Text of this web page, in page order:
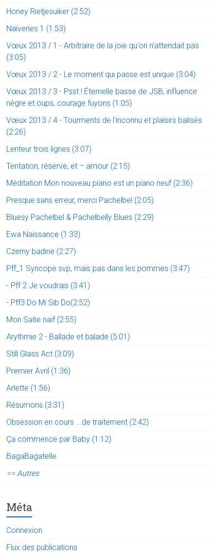
Honey Rietjesuiker (2:52)
Naïveries 1 (1:53)
Vœux 2013 / 1 - Arbitraire de la joie qu'on n'attendait pas
(3:05)
Vœux 2013 / 2 - Le moment qui passe est unique (3:04)
Vœux 2013 / 3 - Psst ! Éternelle basse de JSB, influence
nègre et oups, courage fuyons (1:05)
Vœux 2013 / 4 - Tourments de l'inconnu et plaisirs balisés
(2:26)
Lenteur trois lignes (3:07)
Tentation, réserve, et – amour (2:15)
Méditation Mon nouveau piano est un piano neuf (2:36)
Presque sans erreur, merci Pachelbel (2:05)
Bluesy Pachelbel & Pachelbelly Blues (2:29)
Ewa Naissance (1:33)
Czerny badine (2:27)
Pff_1 Syncope svp, mais pas dans les pommes (3:47)
- Pff 2 Je voudrais (3:41)
- Pff3 Do Mi Sib Do(2:52)
Mon Satie naïf (2:55)
Arythmie 2 - Ballade et balade (5:01)
Still Glass Act (3:09)
Premier Avril (1:36)
Arlette (1:56)
Résumons (3:31)
Obsession en cours ...de traitement (2:42)
Ça commence par Baby (1:12)
BagaBagatelle
== Autres
Méta
Connexion
Flux des publications